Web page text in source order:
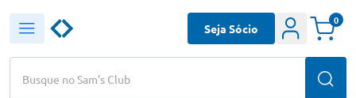
Busque no Sam's Club
Seja Sócio
0